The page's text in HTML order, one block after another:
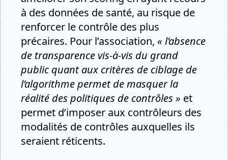
à des données de santé, au risque de
renforcer le contrôle des plus
précaires. Pour l’association, « l’absence
de transparence vis-à-vis du grand
public quant aux critères de ciblage de
l’algorithme permet de masquer la
réalité des politiques de contrôles » et
permet d’imposer aux contrôleurs des
modalités de contrôles auxquelles ils
seraient réticents.